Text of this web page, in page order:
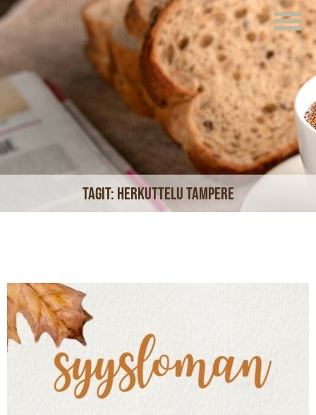
ETUSIVU
VERKKOKAUPPA
KAHVILAT
LOUNAS
MEISTÄ
TUOTTEET
Tagit: herkuttelu tampere